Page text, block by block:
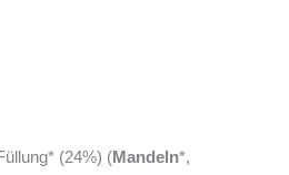
(24%) (Mandeln*,